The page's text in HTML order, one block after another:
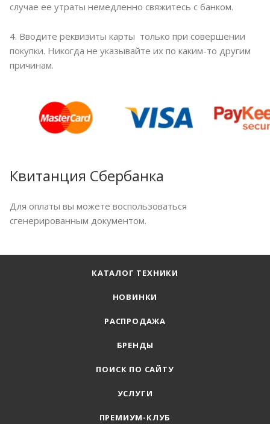
случае ее утраты немедленно свяжитесь с банком.
4. Вводите реквизиты карты только при совершении
покупки. Никогда не указывайте их по каким-то другим
причинам.
Квитанция Сбербанка
Для оплаты вы можете воспользоваться
сгенерированным документом.
КАТАЛОГ ТЕХНИКИ
НОВИНКИ
РАСПРОДАЖА
БРЕНДЫ
ПОИСК ПО САЙТУ
УСЛУГИ
ПРЕМИУМ-КЛУБ